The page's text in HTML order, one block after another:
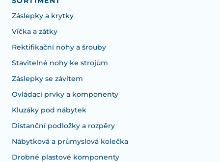
Záslepky a krytky
Víčka a zátky
Rektifikační nohy a šrouby
Stavitelné nohy ke strojům
Záslepky se závitem
Ovládací prvky a komponenty
Kluzáky pod nábytek
Distanční podložky a rozpěry
Nábytková a průmyslová kolečka
Drobné plastové komponenty